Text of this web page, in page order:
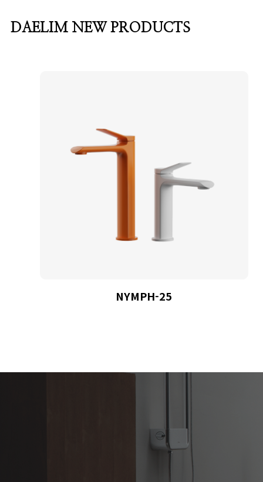
DAELIM NEW PRODUCTS
NYMPH-25